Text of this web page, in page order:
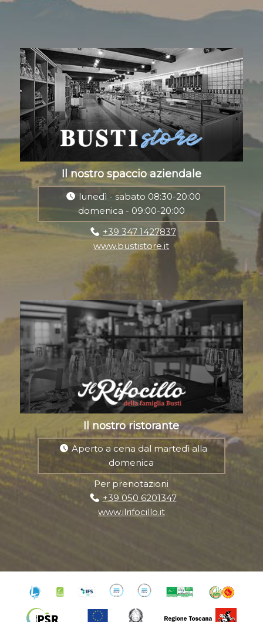
Il nostro spaccio aziendale
lunedì - sabato 08:30-20:00
domenica - 09:00-20:00
+39 347 1427837
www.bustistore.it
Il nostro ristorante
Aperto a cena dal martedì alla
domenica
Per prenotazioni
+39 050 6201347
www.ilrifocillo.it